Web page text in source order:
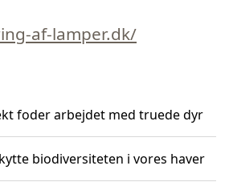
af-lamper.dk/
foder arbejdet med truede dyr
biodiversiteten i vores haver